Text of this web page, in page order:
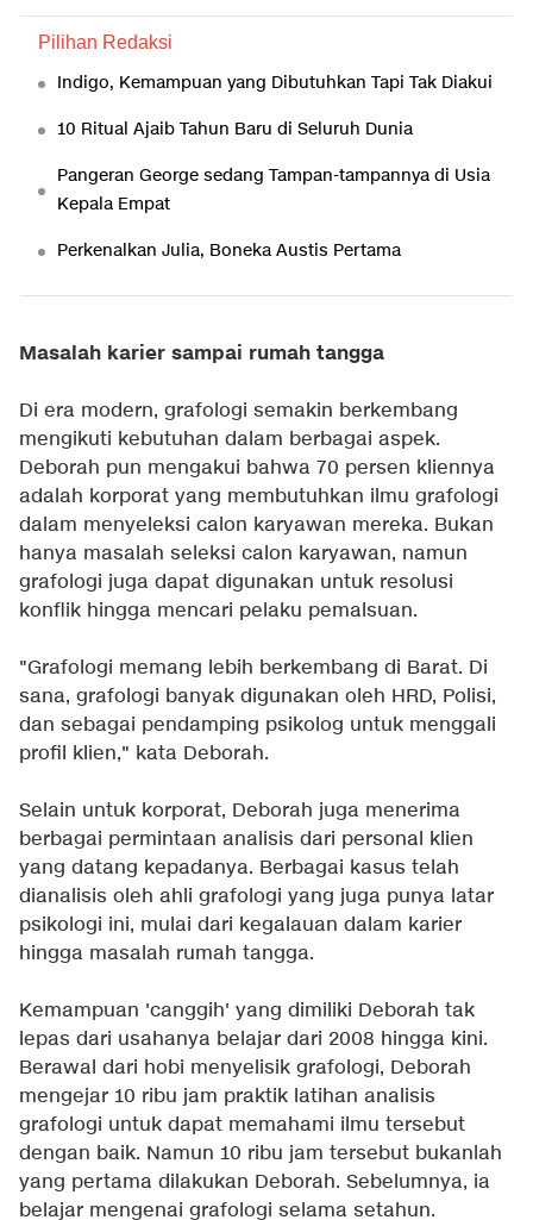
Pilihan Redaksi
Indigo, Kemampuan yang Dibutuhkan Tapi Tak Diakui
10 Ritual Ajaib Tahun Baru di Seluruh Dunia
Pangeran George sedang Tampan-tampannya di Usia
Kepala Empat
Perkenalkan Julia, Boneka Austis Pertama
Masalah karier sampai rumah tangga
Di era modern, grafologi semakin berkembang
mengikuti kebutuhan dalam berbagai aspek.
Deborah pun mengakui bahwa 70 persen kliennya
adalah korporat yang membutuhkan ilmu grafologi
dalam menyeleksi calon karyawan mereka. Bukan
hanya masalah seleksi calon karyawan, namun
grafologi juga dapat digunakan untuk resolusi
konflik hingga mencari pelaku pemalsuan.
"Grafologi memang lebih berkembang di Barat. Di
sana, grafologi banyak digunakan oleh HRD, Polisi,
dan sebagai pendamping psikolog untuk menggali
profil klien," kata Deborah.
Selain untuk korporat, Deborah juga menerima
berbagai permintaan analisis dari personal klien
yang datang kepadanya. Berbagai kasus telah
dianalisis oleh ahli grafologi yang juga punya latar
psikologi ini, mulai dari kegalauan dalam karier
hingga masalah rumah tangga.
Kemampuan 'canggih' yang dimiliki Deborah tak
lepas dari usahanya belajar dari 2008 hingga kini.
Berawal dari hobi menyelisik grafologi, Deborah
mengejar 10 ribu jam praktik latihan analisis
grafologi untuk dapat memahami ilmu tersebut
dengan baik. Namun 10 ribu jam tersebut bukanlah
yang pertama dilakukan Deborah. Sebelumnya, ia
belajar mengenai grafologi selama setahun.